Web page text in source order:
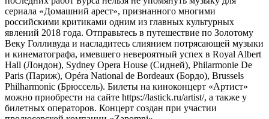
сериала «Домашний арест», признанного многими
российскими критиками одним из главных культурных
явлений 2018 года. Отправьтесь в путешествие по Золотому
Веку Голливуда и насладитесь слиянием потрясающей музыки
и кинематографа, имевшего невероятный успех в Royal Albert
Hall (Лондон), Sydney Opera House (Сидней), Philarmonie De
Paris (Париж), Opéra National de Bordeaux (Бордо), Brussels
Philharmonic (Брюссель). Билеты на киноконцерт «Артист»
можно приобрести на сайте https://lastick.ru/artist/, а также у
билетных операторов. Концерт создан при участии